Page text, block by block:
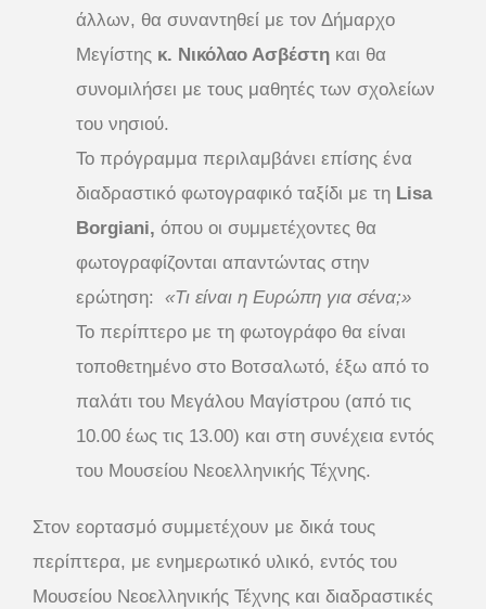
άλλων, θα συναντηθεί με τον Δήμαρχο
Μεγίστης κ. Νικόλαο Ασβέστη και θα
συνομιλήσει με τους μαθητές των σχολείων
του νησιού.
Το πρόγραμμα περιλαμβάνει επίσης ένα
διαδραστικό φωτογραφικό ταξίδι με τη Lisa
Borgiani, όπου οι συμμετέχοντες θα
φωτογραφίζονται απαντώντας στην
ερώτηση: «Τι είναι η Ευρώπη για σένα;»
Το περίπτερο με τη φωτογράφο θα είναι
τοποθετημένο στο Βοτσαλωτό, έξω από το
παλάτι του Μεγάλου Μαγίστρου (από τις
10.00 έως τις 13.00) και στη συνέχεια εντός
του Μουσείου Νεοελληνικής Τέχνης.
Στον εορτασμό συμμετέχουν με δικά τους
περίπτερα, με ενημερωτικό υλικό, εντός του
Μουσείου Νεοελληνικής Τέχνης και διαδραστικές